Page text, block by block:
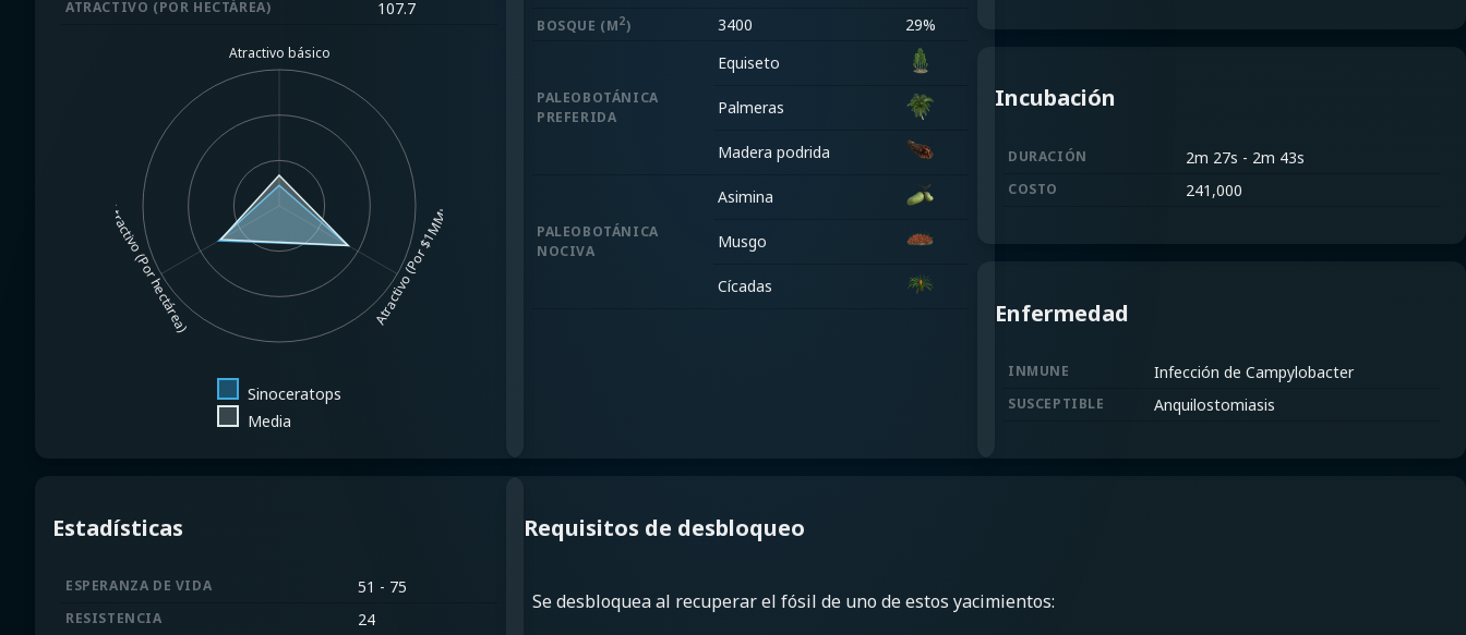
ATRACTIVO (POR HECTÁREA) 107.7
Atractivo básico
Atractivo (Por $1MM)
Atractivo (Por hectárea)
Sinoceratops
Media
Estadísticas
ESPERANZA DE VIDA 51 - 75
RESISTENCIA 24
BOSQUE (M2) 3400 29%
PALEOBOTÁNICA
PREFERIDA
Equiseto
Palmeras
Madera podrida
PALEOBOTÁNICA
NOCIVA
Asimina
Musgo
Cícadas
Requisitos de desbloqueo
Se desbloquea al recuperar el fósil de uno de estos yacimientos:
Incubación
DURACIÓN 2m 27s - 2m 43s
COSTO 241,000
Enfermedad
INMUNE Infección de Campylobacter
SUSCEPTIBLE Anquilostomiasis